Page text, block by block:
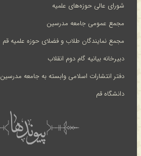
شورای عالی حوزه‌های علمیه
مجمع عمومی جامعه مدرسین
مجمع نمایندگان طلاب و فضلای حوزه علمیه قم
دبیرخانه بیانیه گام دوم انقلاب
دفتر انتشارات اسلامی وابسته به جامعه مدرسین
دانشگاه قم